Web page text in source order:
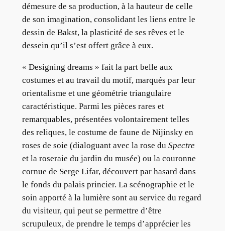
démesure de sa production, à la hauteur de celle
de son imagination, consolidant les liens entre le
dessin de Bakst, la plasticité de ses rêves et le
dessein qu’il s’est offert grâce à eux.
« Designing dreams » fait la part belle aux
costumes et au travail du motif, marqués par leur
orientalisme et une géométrie triangulaire
caractéristique. Parmi les pièces rares et
remarquables, présentées volontairement telles
des reliques, le costume de faune de Nijinsky en
roses de soie (dialoguant avec la rose du Spectre
et la roseraie du jardin du musée) ou la couronne
cornue de Serge Lifar, découvert par hasard dans
le fonds du palais princier. La scénographie et le
soin apporté à la lumière sont au service du regard
du visiteur, qui peut se permettre d’être
scrupuleux, de prendre le temps d’apprécier les